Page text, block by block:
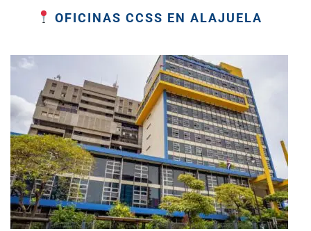
OFICINAS CCSS EN ALAJUELA